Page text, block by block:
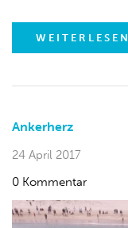
WEITERLESEN
Ankerherz
24 April 2017
0 Kommentar